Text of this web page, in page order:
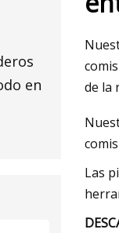
May 16, 2023
El
de la
Las